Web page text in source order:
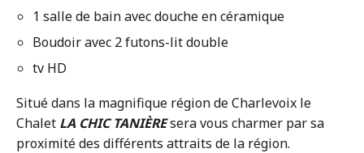
1 salle de bain avec douche en céramique
Boudoir avec 2 futons-lit double
tv HD
Situé dans la magnifique région de Charlevoix le
Chalet LA CHIC TANIÈREsera vous charmer par sa
proximité des différents attraits de la région.